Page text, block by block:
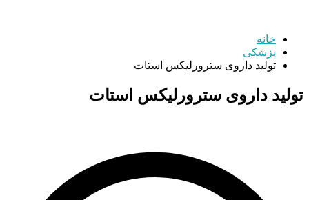
خانه
پزشکی
تولید داروی سترورلیکس استات
تولید داروی سترورلیکس استات